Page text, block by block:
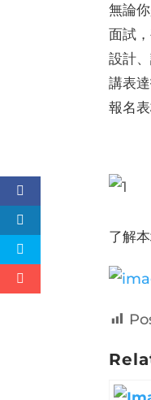
無論
面試
設計
講表
報名
了解